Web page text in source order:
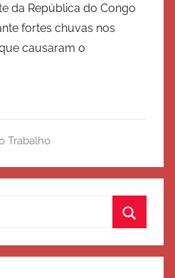
r
E
x
d
l
da República do Congo
fortes chuvas nos
causaram o
Trabalho